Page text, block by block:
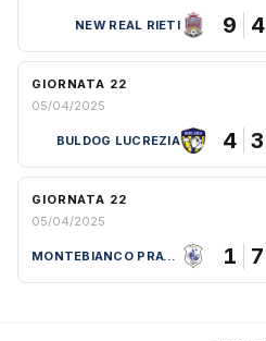
NEW REAL RIETI 9 4
GIORNATA 22
05/04/2025
BULDOG LUCREZIA 4 3
GIORNATA 22
05/04/2025
MONTEBIANCO PRATO C5 1 7